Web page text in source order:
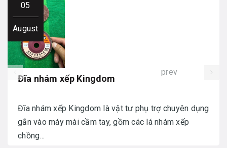
05
August
Đĩa nhám xếp Kingdom
Đĩa nhám xếp Kingdom là vật tư phụ trợ chuyên dụng
gắn vào máy mài cầm tay, gồm các lá nhám xếp
chồng...
prev